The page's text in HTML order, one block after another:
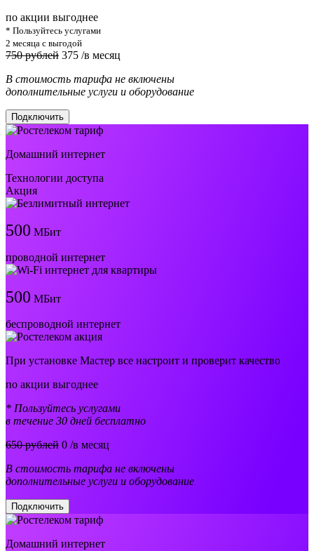
по акции выгоднее
* Пользуйтесь услугами
2 месяца с выгодой
750 рублей 375 /в месяц
В стоимость тарифа не включены
дополнительные услуги и оборудование
Подключить
Домашний интернет
Технологии доступа
Акция
500 МБит
проводной интернет
500 МБит
беспроводной интернет
При установке Мастер все настроит и проверит качество
по акции выгоднее
* Пользуйтесь услугами
в течение 30 дней бесплатно
650 рублей 0 /в месяц
В стоимость тарифа не включены
дополнительные услуги и оборудование
Подключить
Домашний интернет